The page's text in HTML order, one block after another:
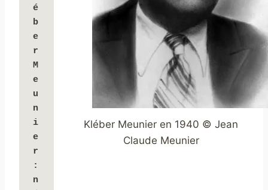
Kléber Meunier en 1940 © Jean
Claude Meunier
é
b
e
r
M
e
u
n
i
e
r
n